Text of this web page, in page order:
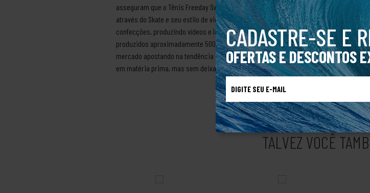
CADASTRE-SE E
OFERTAS E DESCONTOS
asseguram que o Tênis Freeday Switch seja durável e resistente ao desgaste
através do Skate e seu estilo de vida, patrocinando atletas renomados do cenário
confecções, produzindo vídeos e lançando diversos modelos que marcaram
produzidos aproximadamente 500 modelos diversificados, atendendo todos os tipos
mercado apostando na tendência Street Wear, com fins de atingir outras áreas de
em matéria prima, mas sem deixar sua raiz do skate.Produto Original
TALVEZ VOCÊ